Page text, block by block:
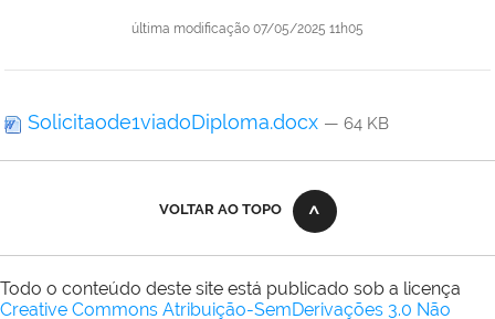
última modificação 07/05/2025 11h05
Solicitaode1viadoDiploma.docx — 64 KB
VOLTAR AO TOPO
Todo o conteúdo deste site está publicado sob a licença
Creative Commons Atribuição-SemDerivações 3.0 Não